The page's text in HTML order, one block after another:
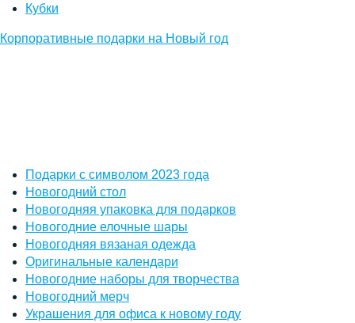
Кубки
Корпоративные подарки на Новый год
Подарки с символом 2023 года
Новогодний стол
Новогодняя упаковка для подарков
Новогодние елочные шары
Новогодняя вязаная одежда
Оригинальные календари
Новогодние наборы для творчества
Новогодний мерч
Украшения для офиса к новому году